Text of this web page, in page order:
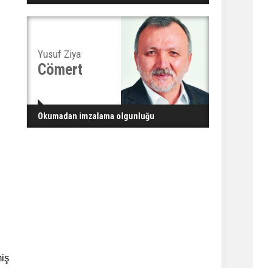
Yusuf Ziya
Cömert
Okumadan imzalama olgunluğu